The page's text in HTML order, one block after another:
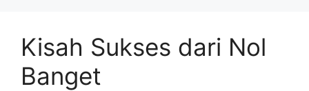
Kisah Sukses dari Nol
Banget